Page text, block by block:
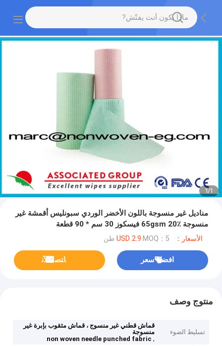
1
/
1
مناديل غير منسوجة باللون الأخضر الوردي سبونليس أقمشة غير
منسوجة 65gsm 20٪ فيسكوز 30 سم * 90 قطعة
الأسعار：USD 2.9 MOQ：5 طن
افضل سعر ﺎﺘﺼﻟ ﺍﻶﻧ
منتوج وصف
تسليط الضوء
قماش قطني غير منسوج ، قماش مثقوب بإبرة غير
منسوجة
,
non woven needle punched fabric